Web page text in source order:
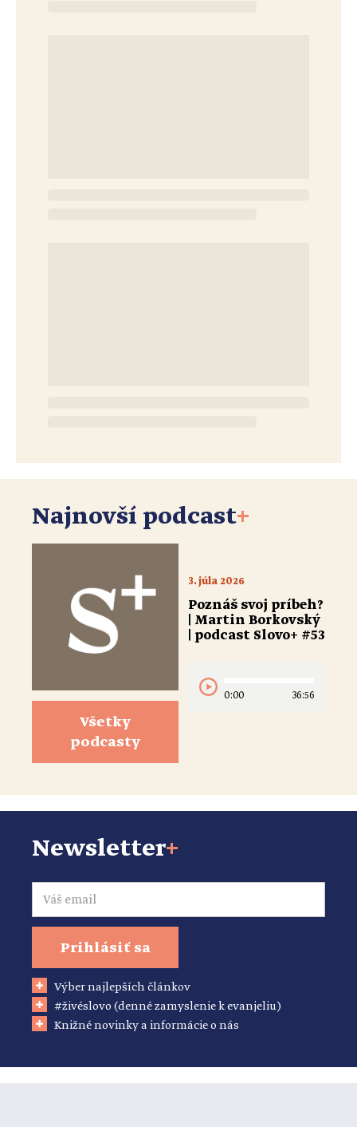
Najnovší podcast+
Všetky
podcasty
3. júla 2026
Poznáš svoj príbeh?
| Martin Borkovský
| podcast Slovo+ #53
0:00 36:56
Newsletter+
Email
Prihlásiť sa
Výber najlepších článkov
#živéslovo (denné zamyslenie k evanjeliu)
Knižné novinky a informácie o nás